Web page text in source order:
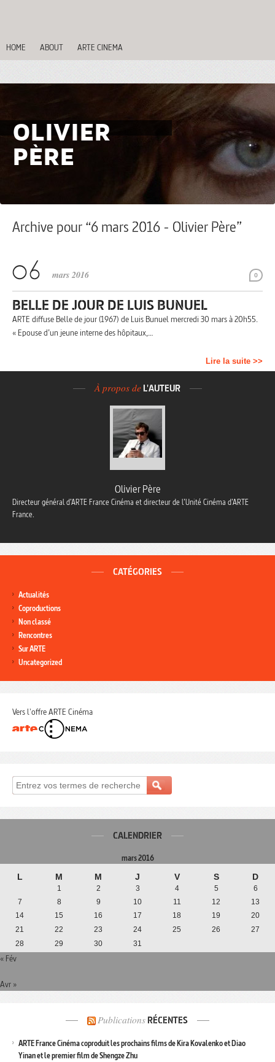
HOME ABOUT ARTE CINEMA
OLIVIER
PÈRE
Archive pour “6 mars 2016 - Olivier Père”
0
mars 2016
BELLE DE JOUR DE LUIS BUNUEL
ARTE diffuse Belle de jour (1967) de Luis Bunuel mercredi 30 mars à 20h55.
« Epouse d’un jeune interne des hôpitaux,…
Lire la suite >>
À propos de L'AUTEUR
Olivier Père
Directeur général d’ARTE France Cinéma et directeur de l’Unité Cinéma d’ARTE
France.
CATÉGORIES
Actualités
Coproductions
Non classé
Rencontres
Sur ARTE
Uncategorized
Vers l'offre ARTE Cinéma
CALENDRIER
mars 2016
L M M J V S D
1 2 3 4 5
6
7
8 9 10 11 12
13
14
15 16 17 18 19
20
21
22 23 24 25 26
27
28
29 30 31
« Fév
Avr »
Publications RÉCENTES
ARTE France Cinéma coproduit les prochains films de Kira Kovalenko et Diao
Yinan et le premier film de Shengze Zhu